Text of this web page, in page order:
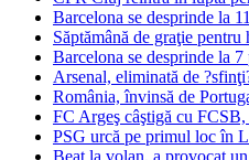
Barcelona se desprinde la
Săptămână de graţie
Barcelona se desprinde la
Arsenal, eliminată de
România, învinsă de
FC Argeş câştigă cu
PSG urcă pe primul loc în
Beat la volan, a provocat